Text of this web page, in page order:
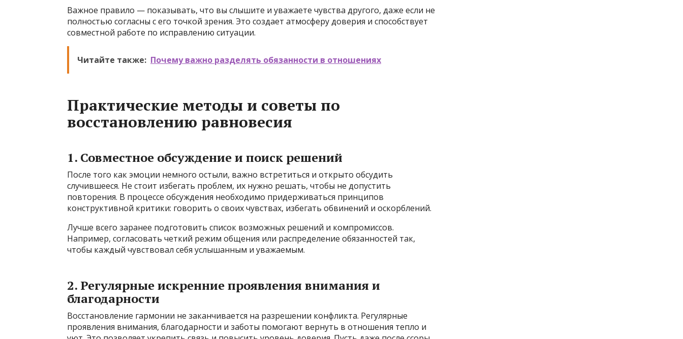
Важное правило — показывать, что вы слышите и уважаете чувства другого, даже если не
полностью согласны с его точкой зрения. Это создает атмосферу доверия и способствует
совместной работе по исправлению ситуации.
Читайте также: Почему важно разделять обязанности в отношениях
Практические методы и советы по
восстановлению равновесия
1. Совместное обсуждение и поиск решений
После того как эмоции немного остыли, важно встретиться и открыто обсудить
случившееся. Не стоит избегать проблем, их нужно решать, чтобы не допустить
повторения. В процессе обсуждения необходимо придерживаться принципов
конструктивной критики: говорить о своих чувствах, избегать обвинений и оскорблений.
Лучше всего заранее подготовить список возможных решений и компромиссов.
Например, согласовать четкий режим общения или распределение обязанностей так,
чтобы каждый чувствовал себя услышанным и уважаемым.
2. Регулярные искренние проявления внимания и
благодарности
Восстановление гармонии не заканчивается на разрешении конфликта. Регулярные
проявления внимания, благодарности и заботы помогают вернуть в отношения тепло и